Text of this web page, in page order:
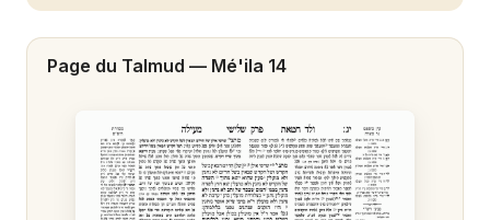
Mé'ila 20
Page du Talmud — Mé'ila 14